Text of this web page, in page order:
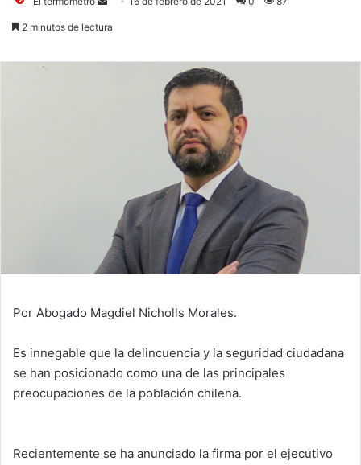
2 minutos de lectura
Por Abogado Magdiel Nicholls Morales.
Es innegable que la delincuencia y la seguridad ciudadana
se han posicionado como una de las principales
preocupaciones de la población chilena.
Recientemente se ha anunciado la firma por el ejecutivo